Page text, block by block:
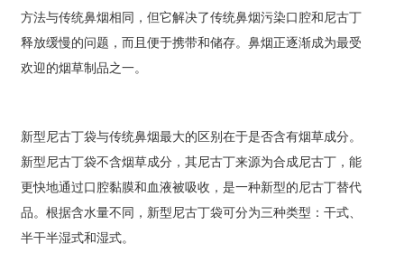
方法与传统鼻烟相同，但它解决了传统鼻烟污染口腔和尼古丁
释放缓慢的问题，而且便于携带和储存。鼻烟正逐渐成为最受
欢迎的烟草制品之一。
新型尼古丁袋与传统鼻烟最大的区别在于是否含有烟草成分。
新型尼古丁袋不含烟草成分，其尼古丁来源为合成尼古丁，能
更快地通过口腔黏膜和血液被吸收，是一种新型的尼古丁替代
品。根据含水量不同，新型尼古丁袋可分为三种类型：干式、
半干半湿式和湿式。